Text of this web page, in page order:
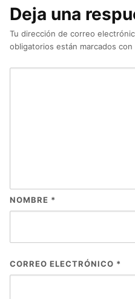
Deja una
Tu dirección de correo
obligatorios están marcados con
NOMBRE *
CORREO ELECTRÓNICO *